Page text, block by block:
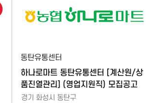
동탄유통센터
하나로마트 동탄유통센터 [계산원/상
품진열관리] (영업지원직) 모집공고
경기 화성시 동탄구